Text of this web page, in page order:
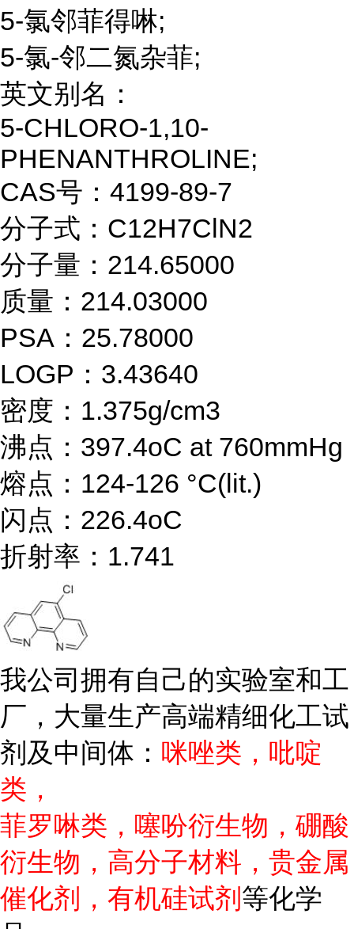
5-氯邻菲得啉;
5-氯-邻二氮杂菲;
英文别名：
5-CHLORO-1,10-
PHENANTHROLINE;
CAS号：4199-89-7
分子式：C12H7ClN2
分子量：214.65000
质量：214.03000
PSA：25.78000
LOGP：3.43640
密度：1.375g/cm3
沸点：397.4oC at 760mmHg
熔点：124-126 °C(lit.)
闪点：226.4oC
折射率：1.741
我公司拥有自己的实验室和工
厂，大量生产高端精细化工试
剂及中间体： 咪唑类，吡啶
类，
菲罗啉类，噻吩衍生物，硼酸
衍生物，高分子材料，贵金属
催化剂，有机硅试剂等化学